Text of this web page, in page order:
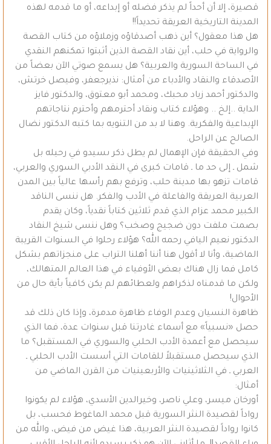
قصيرة، إلا أن أحداً لم يذكر فضله أو إبداعه، أو ما قدمه لهذه
المدينة التاريخية العريقة تحديداً!!
هل هذا معقول؟ أين ذهب أصدقاؤه وزملاؤه من كتاب القصة
والرواية في حلب، أين نقاد القصة الذين أثبتوا تمكنهم النقدي
في الساحة السورية والعربية؟ هل يسمع صوتي الآن بعضاً من
الأصدقاء والنقاد والأدباء من أمثال: نذيرجعفر، وفيصل خرتش،
والدكتور أحمد زياد محبك، ومحمد أبو معتوق، والدكتور فايز
الداية ..إلخ .. وهؤلاء كتاب ونقاد أحترمهم وأحترم نتاجاتهم
الإبداعية والفكرية. وهنا لا بد من التنويه بما كتبه الدكتور نضال
الصالح عن الراحل.
وفي الحقيقة فإن الإهمال لم يطل ذكر ىسيدو في رحيله بل
شمل ـ إلى حد ما ـ قامات كبرى في النقد الأدبي السوري والعربي،
قامات تزهو بها مدينة حلب، وترفع بهم رأسها عالياً بين المدن
العربية العريقة والفاعلة في الأدب والفكر. هل ننسى الناقد
الكبير محمد عزام الذي قدم ثلاثين كتاباً نقدياً، وكان يقدم
بصمت ملفت دون ضجيج وصخب؟ وهل ننسى شيخ النقاد
الدكتور نعيم اليافي رحمه الله؟ هؤلاء رحلوا في السنوات القريبة
الماضية، وأنا لا أقول هنا أننا أهلنا التراب على منجزاتهم بشكل
كامل فما زال هناك بعض الأوفياء في هذا العالم المتهالك،
ولكن ما قدمناه لذكراهم ولعطائهم لم يكن كافياً بأية حال من
الأحوال!
ظاهرة النسيان وعدم الوفاء ظاهرة مدمرة، وإذا كان ذلك قد
حصل «نسبياً» مع أسماء غادرتنا قبل سنوات عدة، فما الذي
سيحصل مع أعمدة الأدب الحلبي والسوري في المستقبل؟ ما
الذي سيحصل مستقبلاً للقامات التي أسست الأدب الحلبي ـ
العربي ـ في الثلاثينيات والأربعينيات من القرن الماضي من
أمثال:
أورخان ميسر، وعلي ناصر، وخيرالدين الأسدي، هؤلاء لم يكونوا
رواداً لقصيدة النثر السورية قبل محمد الماغوط فحسب، بل
كانوا رواداً لقصيدة النثر العربية، هذا غيض من فيض، والله من